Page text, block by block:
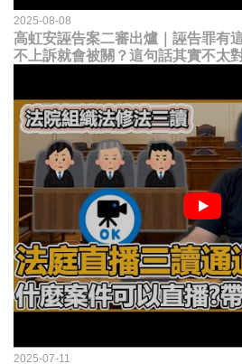
2025-08-08
高虹安誣告案二審出爐｜誣告罪有
不上訴就會被關？這句話其實不太
2025-07-11